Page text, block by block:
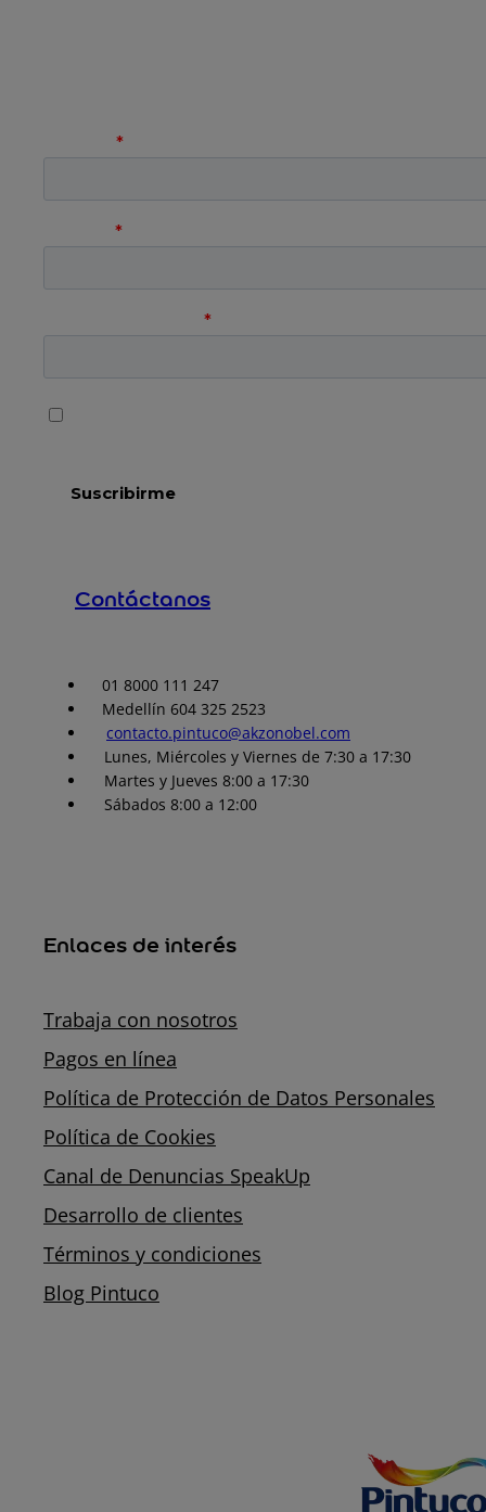
Contáctanos
01 8000 111 247
Medellín 604 325 2523
contacto.pintuco@akzonobel.com
Lunes, Miércoles y Viernes de 7:30 a 17:30
Martes y Jueves 8:00 a 17:30
Sábados 8:00 a 12:00
Enlaces de interés
Trabaja con nosotros
Pagos en línea
Política de Protección de Datos Personales
Política de Cookies
Canal de Denuncias SpeakUp
Desarrollo de clientes
Términos y condiciones
Blog Pintuco